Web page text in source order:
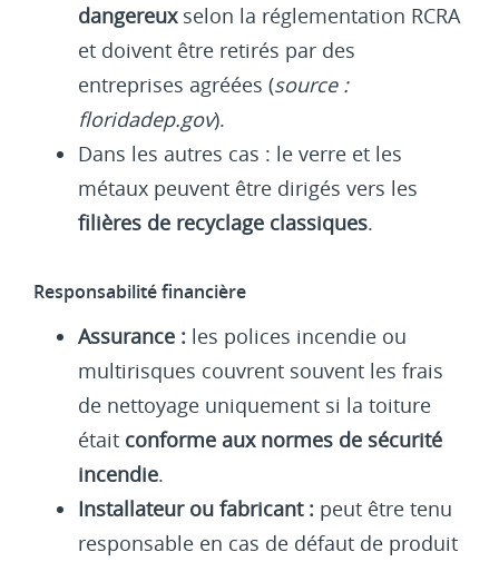
dangereuxselon la réglementation RCRA
et doivent être retirés par des
entreprises agréées (source :
floridadep.gov).
Dans les autres cas : le verre et les
métaux peuvent être dirigés vers les
filières de recyclage classiques.
Responsabilité financière
Assurance : les polices incendie ou
multirisques couvrent souvent les frais
de nettoyage uniquement si la toiture
était conforme aux normes de sécurité
incendie.
Installateur ou fabricant : peut être tenu
responsable en cas de défaut de produit